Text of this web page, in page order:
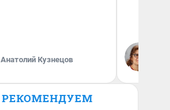
Анатолий Кузнецов
РЕКОМЕНДУЕМ